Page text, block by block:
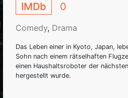
IMDb 0
Comedy, Drama
Das Leben einer in Kyoto, Japan,
Sohn nach einem rätselhaften
einen Haushaltsroboter der
hergestellt wurde.